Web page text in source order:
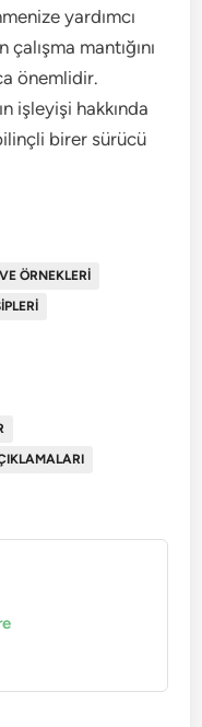
yardımcı
çalışma mantığını
önemlidir.
işleyişi hakkında
birer sürücü
ÖRNEKLERI